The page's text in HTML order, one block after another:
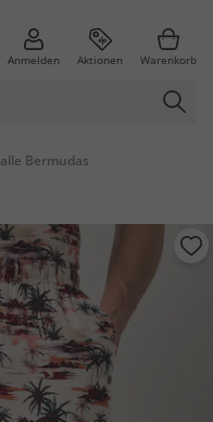
Anmelden Aktionen Warenkorb
alle Bermudas